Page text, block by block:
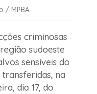
/ MPBA
criminosas
sudoeste
sensíveis do
na
dia 17, do